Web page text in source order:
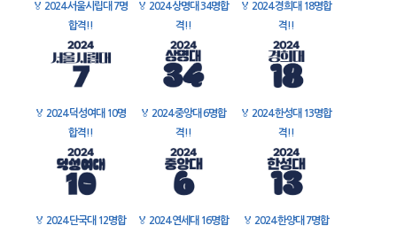
🏅 2024 서울시립대 7명
합격!!
🏅 2024 상명대 34명합
격!!
🏅 2024 경희대 18명합
격!!
🏅 2024 덕성여대 10명
합격!!
🏅 2024 중앙대 6명합
격!!
🏅 2024 한성대 13명합
격!!
🏅 2024 단국대 12명합
🏅 2024 연세대 16명합
🏅 2024 한양대 7명합